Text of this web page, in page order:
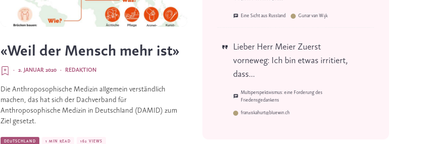
«Weil der Mensch mehr ist»
REDAKTION
·
2. JANUAR 2020
·
Die Anthroposophische Medizin allgemein verständlich
machen, das hat sich der Dachverband für
Anthroposophische Medizin in Deutschland (DAMID) zum
Ziel gesetzt.
DEUTSCHLAND 1 MIN READ 162 VIEWS
Eine Sicht aus Russland Gunar van Wijk
Lieber Herr Meier Zuerst
vorneweg: Ich bin etwas irritiert,
dass...
Multiperspektivismus: eine Forderung des
Friedensgedankens
franziskahurt@bluewin.ch